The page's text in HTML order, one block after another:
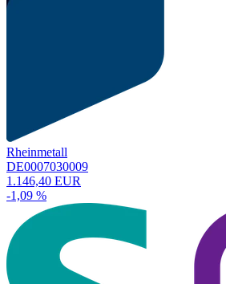
Rheinmetall
DE0007030009
1.146,40 EUR
-1,09 %